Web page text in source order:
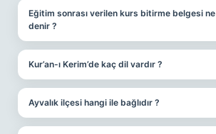
Eğitim sonrası verilen kurs bitirme belgesi ne
denir ?
Kur’an-ı Kerim’de kaç dil vardır ?
Ayvalık ilçesi hangi ile bağlıdır ?